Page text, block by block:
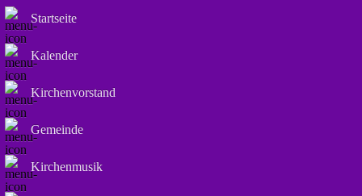
Startseite
Kalender
Kirchenvorstand
Gemeinde
Kirchenmusik